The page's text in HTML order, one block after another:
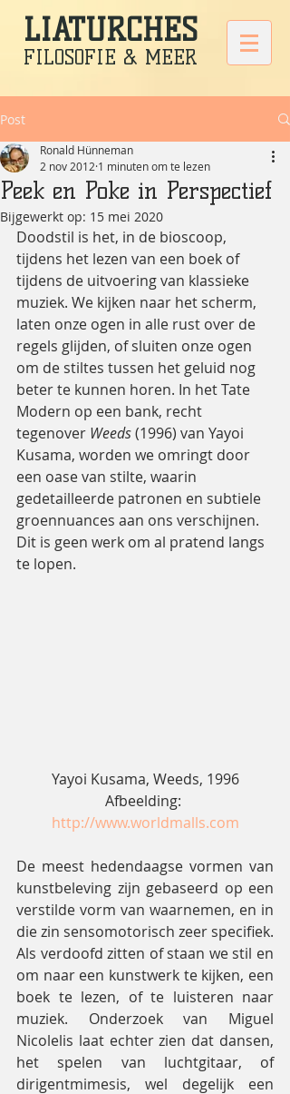
LIATURCHES
FILOSOFIE & MEER
Post
Peek en Poke in Perspectief
Ronald Hünneman
2 nov 2012 1 minuten om te lezen
Bijgewerkt op: 15 mei 2020
Doodstil is het, in de bioscoop,
tijdens het lezen van een boek of
tijdens de uitvoering van klassieke
muziek. We kijken naar het scherm,
laten onze ogen in alle rust over de
regels glijden, of sluiten onze ogen
om de stiltes tussen het geluid nog
beter te kunnen horen. In het Tate
Modern op een bank, recht
tegenover Weeds (1996) van Yayoi
Kusama, worden we omringt door
een oase van stilte, waarin
gedetailleerde patronen en subtiele
groennuances aan ons verschijnen.
Dit is geen werk om al pratend langs
te lopen.
Yayoi Kusama, Weeds, 1996
Afbeelding:
http://www.worldmalls.com
De meest hedendaagse vormen van
kunstbeleving zijn gebaseerd op een
verstilde vorm van waarnemen, en in
die zin sensomotorisch zeer specifiek.
Als verdoofd zitten of staan we stil en
om naar een kunstwerk te kijken, een
boek te lezen, of te luisteren naar
muziek. Onderzoek van Miguel
Nicolelis laat echter zien dat dansen,
het spelen van luchtgitaar, of
dirigentmimesis, wel degelijk een